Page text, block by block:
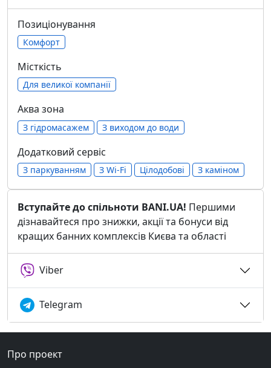
Позиціонування
Комфорт
Місткість
Для великої компанії
Аква зона
З гідромасажем З виходом до води
Додатковий сервіс
З паркуванням З Wi-Fi Цілодобові З каміном
Вступайте до спільноти BANI.UA! Першими
дізнавайтеся про знижки, акції та бонуси від
кращих банних комплексів Києва та області
Viber
Telegram
Про проект